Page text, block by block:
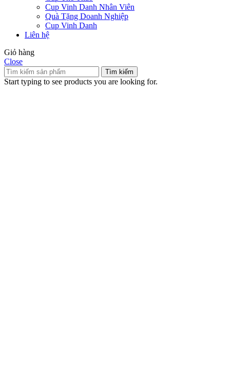
Cup Vinh Danh Nhân Viên
Quà Tặng Doanh Nghiệp
Cup Vinh Danh
Liên hệ
Giỏ hàng
Close
Tìm kiếm
Start typing to see products you are looking for.